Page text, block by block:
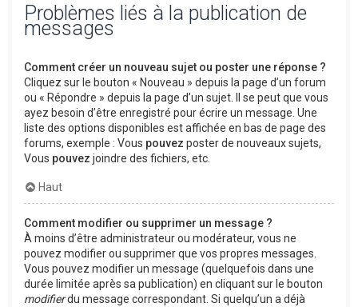
Problèmes liés à la publication de
messages
Comment créer un nouveau sujet ou poster une réponse ?
Cliquez sur le bouton « Nouveau » depuis la page d’un forum
ou « Répondre » depuis la page d’un sujet. Il se peut que vous
ayez besoin d’être enregistré pour écrire un message. Une
liste des options disponibles est affichée en bas de page des
forums, exemple : Vous pouvez poster de nouveaux sujets,
Vous pouvez joindre des fichiers, etc.
Haut
Comment modifier ou supprimer un message ?
À moins d’être administrateur ou modérateur, vous ne
pouvez modifier ou supprimer que vos propres messages.
Vous pouvez modifier un message (quelquefois dans une
durée limitée après sa publication) en cliquant sur le bouton
modifierdu message correspondant. Si quelqu’un a déjà